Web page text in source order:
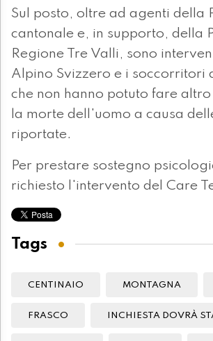
Sul posto, oltre ad agenti della
cantonale e, in supporto, della
Regione Tre Valli, sono
Alpino Svizzero e i soccorritori
che non hanno potuto fare
la morte dell'uomo a causa
riportate.
Per prestare sostegno
richiesto l'intervento del Care
Tags
CENTINAIO MONTAGNA
FRASCO INCHIESTA DOVRÀ